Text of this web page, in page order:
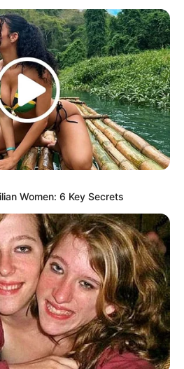
이리)
리)
Women: 6 Key Secrets